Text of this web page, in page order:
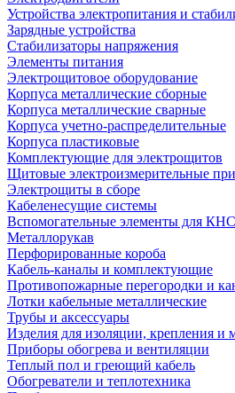
Устройства электропитания и
Зарядные устройства
Стабилизаторы напряжения
Элементы питания
Электрощитовое оборудование
Корпуса металлические сборные
Корпуса металлические сварные
Корпуса учетно-распределительные
Корпуса пластиковые
Комплектующие для электрощитов
Щитовые электроизмерительные
Электрощиты в сборе
Кабеленесущие системы
Вспомогательные элементы для КНС
Металлорукав
Перфорированные короба
Кабель-каналы и комплектующие
Противопожарные перегородки и
Лотки кабельные металлические
Трубы и аксессуары
Изделия для изоляции, крепления и
Приборы обогрева и вентиляции
Теплый пол и греющий кабель
Обогреватели и теплотехника